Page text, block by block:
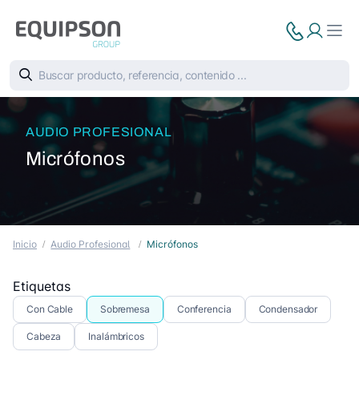
AUDIO PROFESIONAL
Micrófonos
Inicio Audio Profesional Micrófonos
Etiquetas
Con Cable Sobremesa Conferencia Condensador
Cabeza Inalámbricos